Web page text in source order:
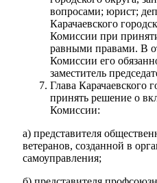
вопросами; юрист;
Карачаевского
Комиссии при
равными правами. В
Комиссии его
заместитель
Глава Карачаевского
принять решение о
Комиссии:
а) представителя
ветеранов, созданной в
самоуправления;